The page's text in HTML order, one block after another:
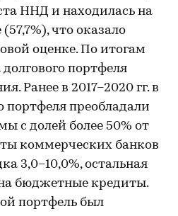
ННД и находилась на
что оказало
оценке. По итогам
портфеля
Ранее в 2017–2020 гг. в
портфеля преобладали
с долей более 50% от
коммерческих банков
3,0–10,0%, остальная
бюджетные кредиты.
портфель был